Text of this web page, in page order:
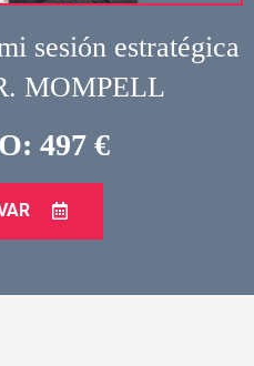
sesión estratégica
MOMPELL
497 €